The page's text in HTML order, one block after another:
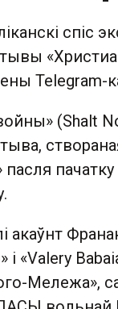
спіс
Telegram-
(Shalt
пасля
акаўнт
«Valery
Мележа»,